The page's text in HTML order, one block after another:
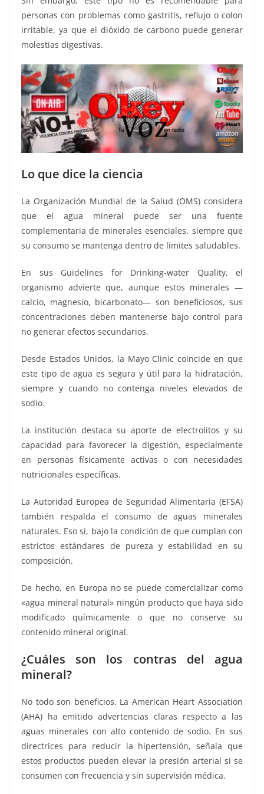
personas con problemas como gastritis, reflujo o colon
irritable, ya que el dióxido de carbono puede generar
molestias digestivas.
Lo que dice la ciencia
La Organización Mundial de la Salud (OMS) considera
que el agua mineral puede ser una fuente
complementaria de minerales esenciales, siempre que
su consumo se mantenga dentro de límites saludables.
En sus Guidelines for Drinking-water Quality, el
organismo advierte que, aunque estos minerales —
calcio, magnesio, bicarbonato— son beneficiosos, sus
concentraciones deben mantenerse bajo control para
no generar efectos secundarios.
Desde Estados Unidos, la Mayo Clinic coincide en que
este tipo de agua es segura y útil para la hidratación,
siempre y cuando no contenga niveles elevados de
sodio.
La institución destaca su aporte de electrolitos y su
capacidad para favorecer la digestión, especialmente
en personas físicamente activas o con necesidades
nutricionales específicas.
La Autoridad Europea de Seguridad Alimentaria (EFSA)
también respalda el consumo de aguas minerales
naturales. Eso sí, bajo la condición de que cumplan con
estrictos estándares de pureza y estabilidad en su
composición.
De hecho, en Europa no se puede comercializar como
«agua mineral natural» ningún producto que haya sido
modificado químicamente o que no conserve su
contenido mineral original.
¿Cuáles son los contras del agua
mineral?
No todo son beneficios. La American Heart Association
(AHA) ha emitido advertencias claras respecto a las
aguas minerales con alto contenido de sodio. En sus
directrices para reducir la hipertensión, señala que
estos productos pueden elevar la presión arterial si se
consumen con frecuencia y sin supervisión médica.